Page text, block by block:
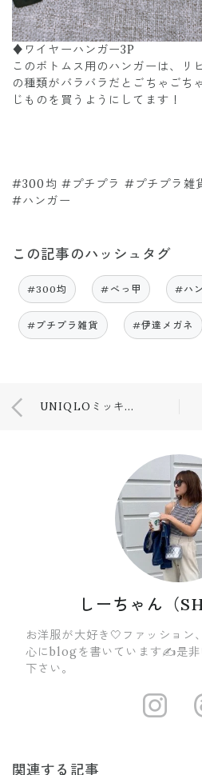
♦︎ワイヤーハンガー3P
このボトムス用のハンガーは、リ
の種類がバラバラだとごちゃごち
じものを買うようにしてます！
#300均 #プチプラ #プチプラ雑
#ハンガー
この記事のハッシュタグ
#300均 #べっ甲 #ハ
#プチプラ雑貨 #伊達メガネ
UNIQLOミッキーワンピース💙🖤
しーちゃん（
お洋服が大好き🤍ファッション
心にblogを書いています✍️是非
下さい。
関連する記事